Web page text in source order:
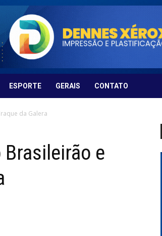
ESPORTE GERAIS CONTATO
da Galera
e